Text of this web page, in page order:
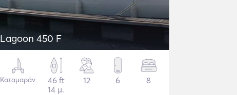
Lagoon 450 F
Καταμαράν
46 ft
14 μ.
12 6 8